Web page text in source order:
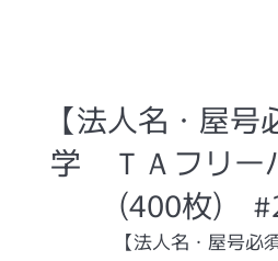
【法人名・屋
学 ＴＡフリ
(400枚)
【法人名・屋号必